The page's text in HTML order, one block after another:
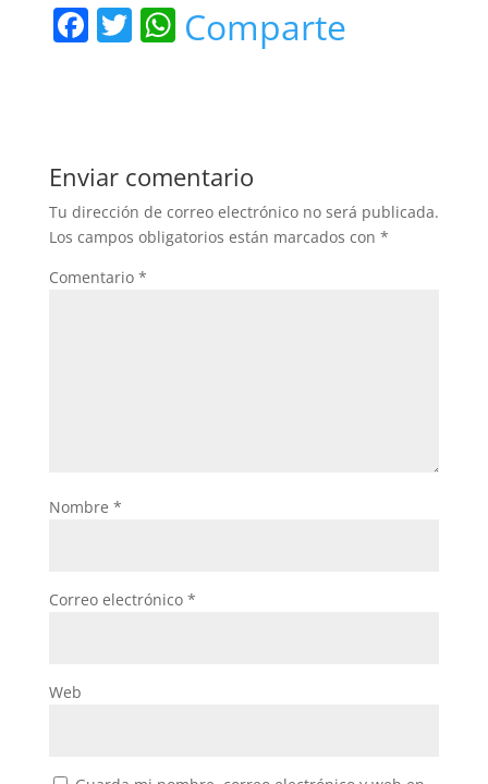
F
b
o
o
k
T W
A
p
p
Comparte
Enviar comentario
Tu dirección de correo electrónico no será publicada.
Los campos obligatorios están marcados con *
Comentario *
Nombre *
Correo electrónico *
Web